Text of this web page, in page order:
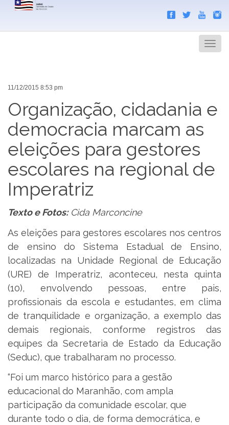
Menu
11/12/2015 8:53 pm
Organização, cidadania e
democracia marcam as
eleições para gestores
escolares na regional de
Imperatriz
Texto e Fotos:Cida Marconcine
As eleições para gestores escolares nos centros
de ensino do Sistema Estadual de Ensino,
localizadas na Unidade Regional de Educação
(URE) de Imperatriz, aconteceu, nesta quinta
(10), envolvendo pessoas, entre pais,
profissionais da escola e estudantes, em clima
de tranquilidade e organização, a exemplo das
demais regionais, conforme registros das
equipes da Secretaria de Estado da Educação
(Seduc), que trabalharam no processo.
“Foi um marco histórico para a gestão
educacional do Maranhão, com ampla
participação da comunidade escolar, que
durante todo o dia, de forma democrática, e